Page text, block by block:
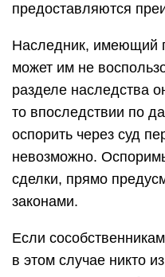
предоставляются
Наследник, имеющий
может им не
разделе наследства
то впоследствии по
оспорить через суд
невозможно.
сделки, прямо
законами.
Если
в этом случае никто